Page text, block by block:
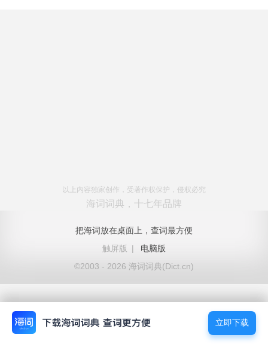
以上内容独家创作，受著作权保护，侵权必究
海词词典，十七年品牌
把海词放在桌面上，查词最方便
触屏版
|
电脑版
©2003 - 2026 海词词典(Dict.cn)
立即下载
立即下载